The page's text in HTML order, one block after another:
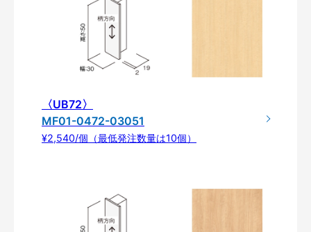
〈UB72〉
MF01-0472-03051
¥2,540/個（最低発注数量は10個）